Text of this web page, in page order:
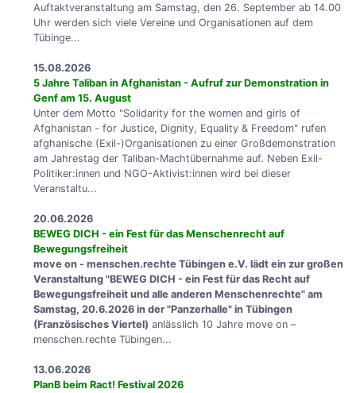
Auftaktveranstaltung am Samstag, den 26. September ab 14.00
Uhr werden sich viele Vereine und Organisationen auf dem
Tübinge...
15.08.2026
5 Jahre Taliban in Afghanistan - Aufruf zur Demonstration in
Genf am 15. August
Unter dem Motto "Solidarity for the women and girls of
Afghanistan - for Justice, Dignity, Equality & Freedom" rufen
afghanische (Exil-)Organisationen zu einer Großdemonstration
am Jahrestag der Taliban-Machtübernahme auf. Neben Exil-
Politiker:innen und NGO-Aktivist:innen wird bei dieser
Veranstaltu...
20.06.2026
BEWEG DICH - ein Fest für das Menschenrecht auf
Bewegungsfreiheit
move on - menschen.rechte Tübingen e.V. lädt ein zur großen
Veranstaltung "BEWEG DICH - ein Fest für das Recht auf
Bewegungsfreiheit und alle anderen Menschenrechte" am
Samstag, 20.6.2026 in der "Panzerhalle" in Tübingen
(Französisches Viertel) anlässlich 10 Jahre move on –
menschen.rechte Tübingen...
13.06.2026
PlanB beim Ract! Festival 2026